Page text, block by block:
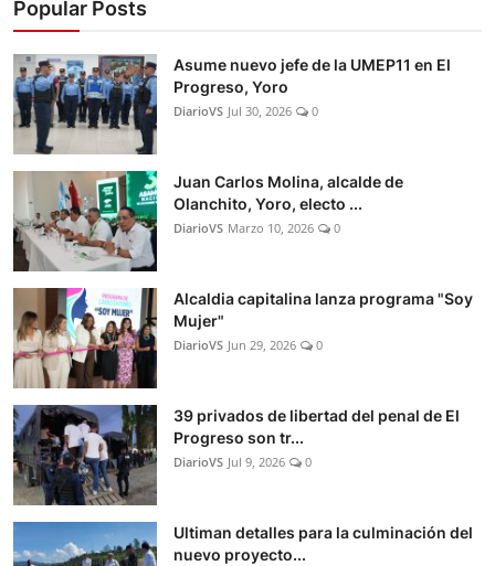
Popular Posts
Asume nuevo jefe de la UMEP11 en El
Progreso, Yoro
DiarioVS Jul 30, 2026 0
Juan Carlos Molina, alcalde de
Olanchito, Yoro, electo ...
DiarioVS Marzo 10, 2026 0
Alcaldia capitalina lanza programa "Soy
Mujer"
DiarioVS Jun 29, 2026 0
39 privados de libertad del penal de El
Progreso son tr...
DiarioVS Jul 9, 2026 0
Ultiman detalles para la culminación del
nuevo proyecto...